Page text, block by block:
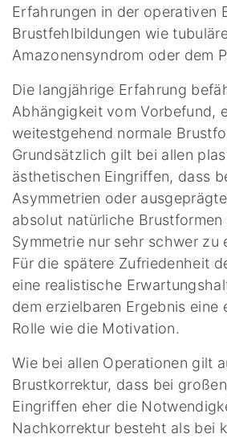
Erfahrungen in der operativen
Brustfehlbildungen wie
Amazonensyndrom oder dem
Die langjährige Erfahrung
Abhängigkeit vom Vorbefund,
weitestgehend normale
Grundsätzlich gilt bei allen
ästhetischen Eingriffen, dass
Asymmetrien oder
absolut natürliche
Symmetrie nur sehr schwer zu
Für die spätere Zufriedenheit
eine realistische
dem erzielbaren Ergebnis eine
Rolle wie die Motivation.
Wie bei allen Operationen gilt
Brustkorrektur, dass bei
Eingriffen eher die
Nachkorrektur besteht als bei